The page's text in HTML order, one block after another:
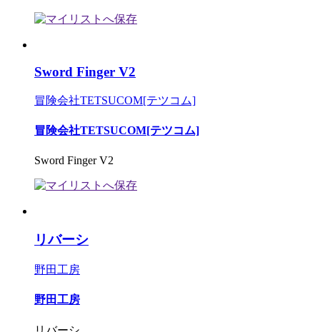
Sword Finger V2
冒険会社TETSUCOM[テツコム]
冒険会社TETSUCOM[テツコム]
Sword Finger V2
リバーシ
野田工房
野田工房